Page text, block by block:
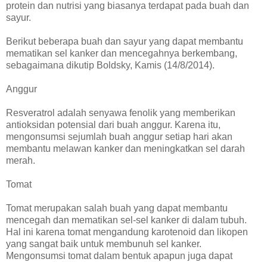
protein dan nutrisi yang biasanya terdapat pada buah dan
sayur.
Berikut beberapa buah dan sayur yang dapat membantu
mematikan sel kanker dan mencegahnya berkembang,
sebagaimana dikutip Boldsky, Kamis (14/8/2014).
Anggur
Resveratrol adalah senyawa fenolik yang memberikan
antioksidan potensial dari buah anggur. Karena itu,
mengonsumsi sejumlah buah anggur setiap hari akan
membantu melawan kanker dan meningkatkan sel darah
merah.
Tomat
Tomat merupakan salah buah yang dapat membantu
mencegah dan mematikan sel-sel kanker di dalam tubuh.
Hal ini karena tomat mengandung karotenoid dan likopen
yang sangat baik untuk membunuh sel kanker.
Mengonsumsi tomat dalam bentuk apapun juga dapat